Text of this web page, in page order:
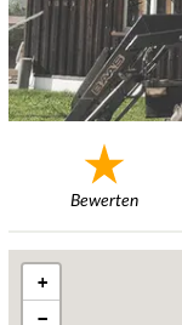
Bewerten
+
−